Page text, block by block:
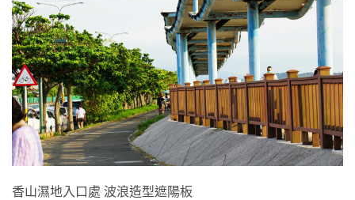
香山濕地入口處 波浪造型遮陽板